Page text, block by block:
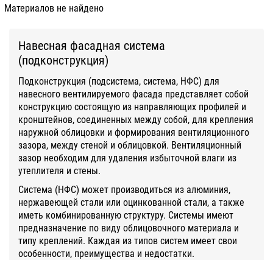
Материалов не найдено
Навесная фасадная система
(подконструкция)
Подконструкция (подсистема, система, НФС) для
навесного вентилируемого фасада представляет собой
конструкцию состоящую из направляющих профилей и
кронштейнов, соединенных между собой, для крепления
наружной облицовки и формирования вентиляционного
зазора, между стеной и облицовкой. Вентиляционный
зазор необходим для удаления избыточной влаги из
утеплителя и стены.
Система (НФС) может производиться из алюминия,
нержавеющей стали или оцинкованной стали, а также
иметь комбинированную структуру. Системы имеют
предназначение по виду облицовочного материала и
типу креплений. Каждая из типов систем имеет свои
особенности, преимущества и недостатки.